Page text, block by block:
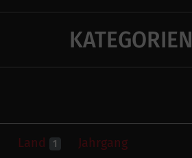
KATEGORIEN
Land 1 Jahrgang